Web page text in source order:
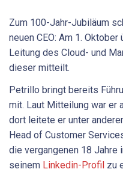
Zum 100-Jahr-Jubiläum
neuen CEO: Am 1.
Leitung des Cloud- und
dieser mitteilt.
Petrillo bringt bereits
mit. Laut Mitteilung war er
dort leitete er unter
Head of Customer
die vergangenen 18 Jahre
seinem Linkedin-Profil zu